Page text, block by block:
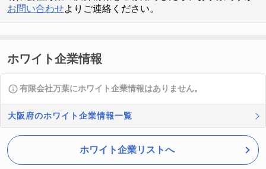
お問い合わせよりご連絡ください。
ホワイト企業情報
有限会社万葉にホワイト企業情報はありません。
大阪府のホワイト企業情報一覧
ホワイト企業リストへ